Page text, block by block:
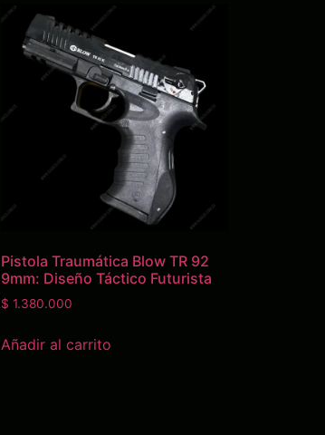
Pistola Traumática Blow TR 92
9mm: Diseño Táctico Futurista
$ 1.380.000
Añadir al carrito